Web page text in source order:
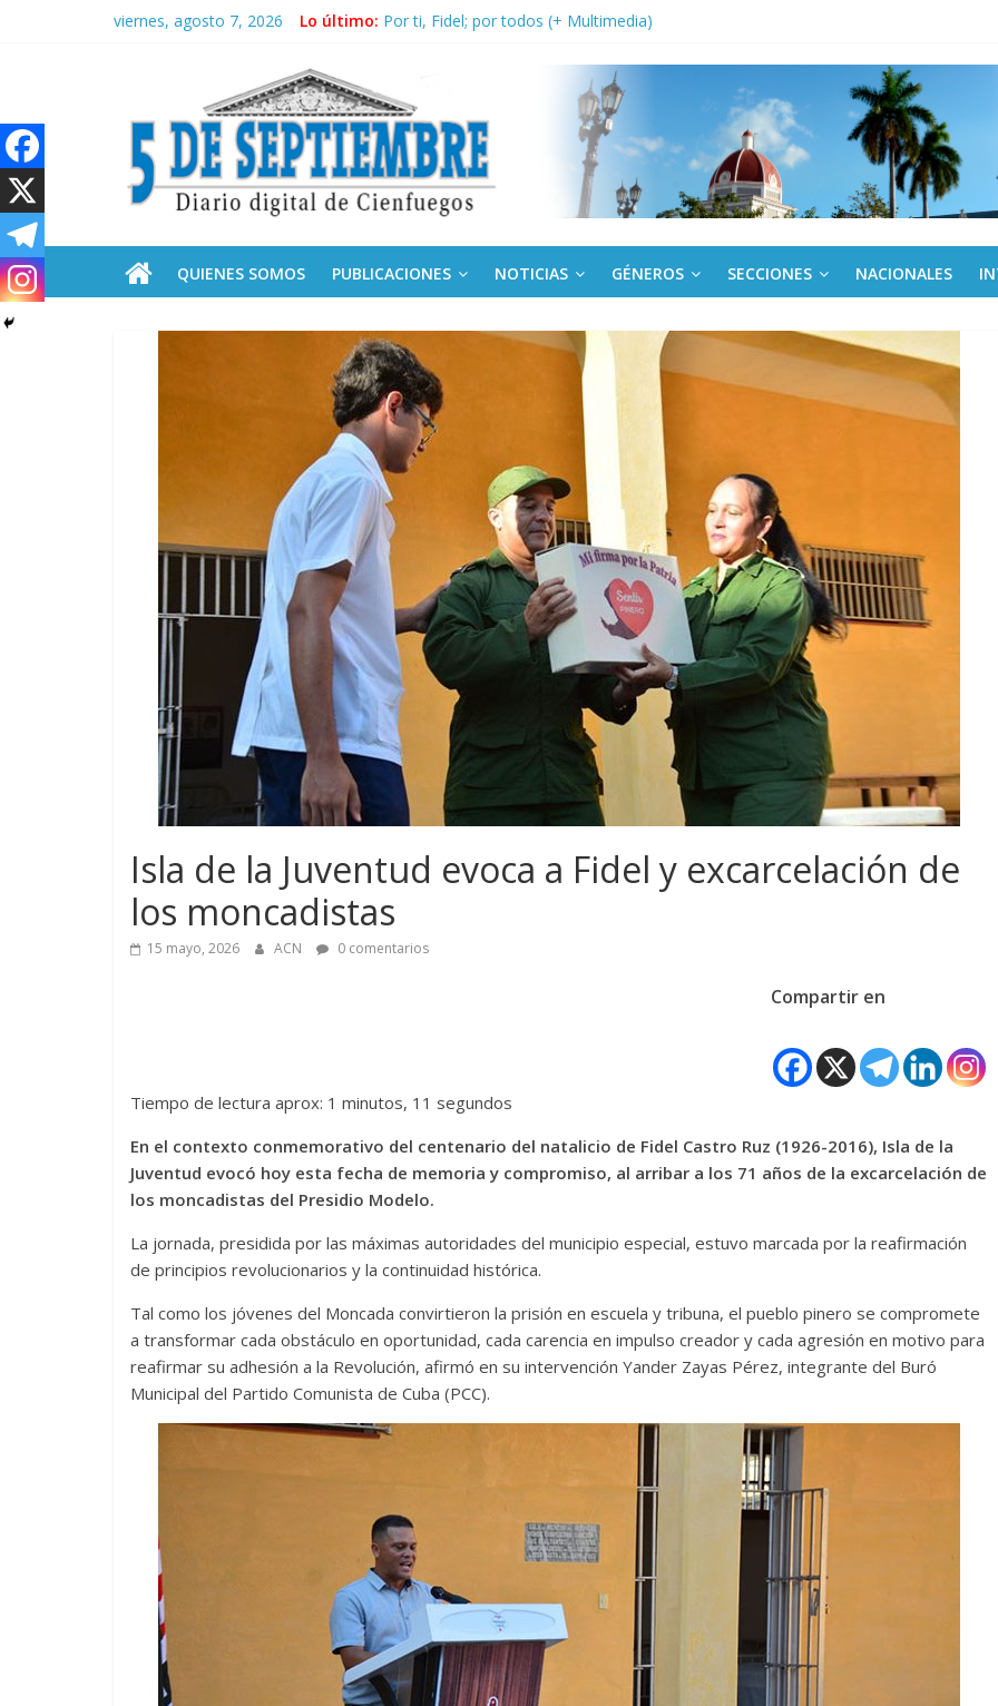
viernes, agosto 7, 2026 Lo último: Conozca nuestra edición semanal en PDF del 7 de agosto
“Junto a Fidel”: En imágenes la prensa cubana rinde tributo al Comandante (+ Fotos)
Solidaridad sin fronteras: brigada chilena viaja a Cuba con donativos por el centenario
Operación Cuba Va: cien años, cien escuelas
Septiembre
Diario
de
Cienfuegos,QUIENES SOMOS PUBLICACIONES NOTICIAS GÉNEROS SECCIONES NACIONALES
Isla de la Juventud evoca a Fidel y excarcelación de
los moncadistas
15 mayo, 2026 ACN 0 comentarios
Compartir en
Tiempo de lectura aprox: 1 minutos, 11 segundos
En el contexto conmemorativo del centenario del natalicio de Fidel Castro Ruz (1926-2016), Isla de la
Juventud evocó hoy esta fecha de memoria y compromiso, al arribar a los 71 años de la excarcelación de
los moncadistas del Presidio Modelo.
La jornada, presidida por las máximas autoridades del municipio especial, estuvo marcada por la reafirmación
de principios revolucionarios y la continuidad histórica.
Tal como los jóvenes del Moncada convirtieron la prisión en escuela y tribuna, el pueblo pinero se compromete
a transformar cada obstáculo en oportunidad, cada carencia en impulso creador y cada agresión en motivo para
reafirmar su adhesión a la Revolución, afirmó en su intervención Yander Zayas Pérez, integrante del Buró
Municipal del Partido Comunista de Cuba (PCC).